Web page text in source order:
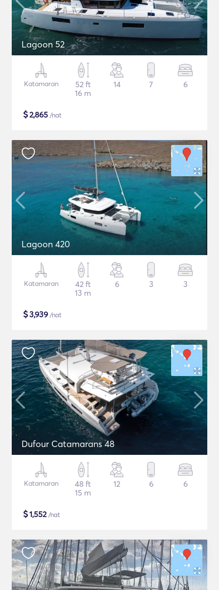
Lagoon 52
Katamaran
52 ft
16 m
14 7 6
$2,865 /nat
Lagoon 420
Katamaran
42 ft
13 m
6 3 3
$3,939 /nat
Dufour Catamarans 48
Katamaran
48 ft
15 m
12 6 6
$1,552/nat